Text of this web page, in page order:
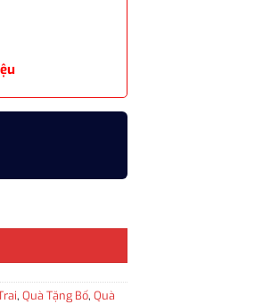
làm quà sinh nhật, tặng bạn trai; bố,
, Quà Tặng Bố, Quà